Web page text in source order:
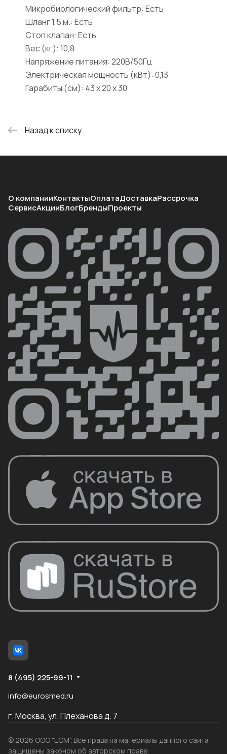
Микробиологический фильтр: Есть
Шланг 1,5 м.: Есть
Стоп клапан: Есть
Вес (кг): 10,8
Напряжение питания: 220В/50Гц
Электрическая мощность (кВт): 0,13
Гарабиты (см): 43 х 20 х 30
Назад к списку
О компанииКонтактыОплатаДоставкаРассрочка
СервисАкцииБлогБрендыПроекты
8 (495) 225-99-11
info@eurosmed.ru
г. Москва, ул. Плеханова д. 7
© 2026 ООО "ЕСМ". Все права на материалы данного сайта
защищены законом об авторском праве.